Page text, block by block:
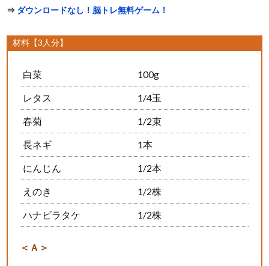
⇒ ダウンロードなし！脳トレ無料ゲーム！
材料【3人分】
白菜 100g
レタス 1/4玉
春菊 1/2束
長ネギ 1本
にんじん 1/2本
えのき 1/2株
ハナビラタケ 1/2株
＜Ａ＞